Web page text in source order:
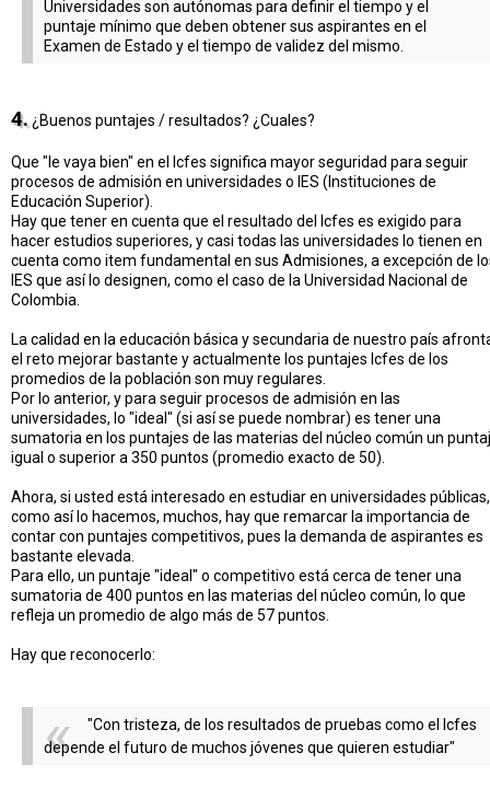
Universidades son autónomas para definir el tiempo y el
puntaje mínimo que deben obtener sus aspirantes en el
Examen de Estado y el tiempo de validez del mismo.
4.¿Buenos puntajes / resultados? ¿Cuales?
Que "le vaya bien" en el Icfes significa mayor seguridad para seguir
procesos de admisión en universidades o IES (Instituciones de
Educación Superior).
Hay que tener en cuenta que el resultado del Icfes es exigido para
hacer estudios superiores, y casi todas las universidades lo tienen en
cuenta como item fundamental en sus Admisiones, a excepción de
IES que así lo designen, como el caso de la Universidad Nacional de
Colombia.
La calidad en la educación básica y secundaria de nuestro país
el reto mejorar bastante y actualmente los puntajes Icfes de los
promedios de la población son muy regulares.
Por lo anterior, y para seguir procesos de admisión en las
universidades, lo "ideal" (si así se puede nombrar) es tener una
sumatoria en los puntajes de las materias del núcleo común un
igual o superior a 350 puntos (promedio exacto de 50).
Ahora, si usted está interesado en estudiar en universidades públicas,
como así lo hacemos, muchos, hay que remarcar la importancia de
contar con puntajes competitivos, pues la demanda de aspirantes es
bastante elevada.
Para ello, un puntaje "ideal" o competitivo está cerca de tener una
sumatoria de 400 puntos en las materias del núcleo común, lo que
refleja un promedio de algo más de 57 puntos.
Hay que reconocerlo:
"Con tristeza, de los resultados de pruebas como el Icfes
depende el futuro de muchos jóvenes que quieren estudiar"